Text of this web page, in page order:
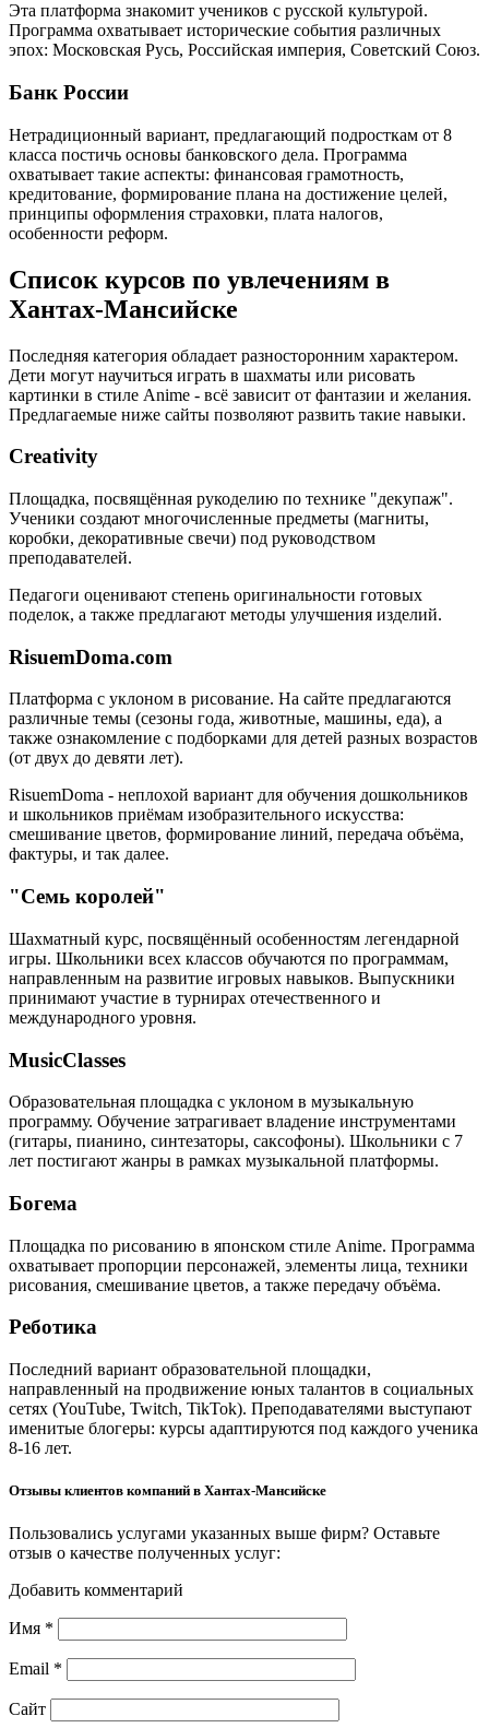
Эта платформа знакомит учеников с русской культурой.
Программа охватывает исторические события различных
эпох: Московская Русь, Российская империя, Советский Союз.
Банк России
Нетрадиционный вариант, предлагающий подросткам от 8
класса постичь основы банковского дела. Программа
охватывает такие аспекты: финансовая грамотность,
кредитование, формирование плана на достижение целей,
принципы оформления страховки, плата налогов,
особенности реформ.
Список курсов по увлечениям в
Хантах-Мансийске
Последняя категория обладает разносторонним характером.
Дети могут научиться играть в шахматы или рисовать
картинки в стиле Anime - всё зависит от фантазии и желания.
Предлагаемые ниже сайты позволяют развить такие навыки.
Creativity
Площадка, посвящённая рукоделию по технике "декупаж".
Ученики создают многочисленные предметы (магниты,
коробки, декоративные свечи) под руководством
преподавателей.
Педагоги оценивают степень оригинальности готовых
поделок, а также предлагают методы улучшения изделий.
RisuemDoma.com
Платформа с уклоном в рисование. На сайте предлагаются
различные темы (сезоны года, животные, машины, еда), а
также ознакомление с подборками для детей разных возрастов
(от двух до девяти лет).
RisuemDoma - неплохой вариант для обучения дошкольников
и школьников приёмам изобразительного искусства:
смешивание цветов, формирование линий, передача объёма,
фактуры, и так далее.
"Семь королей"
Шахматный курс, посвящённый особенностям легендарной
игры. Школьники всех классов обучаются по программам,
направленным на развитие игровых навыков. Выпускники
принимают участие в турнирах отечественного и
международного уровня.
MusicClasses
Образовательная площадка с уклоном в музыкальную
программу. Обучение затрагивает владение инструментами
(гитары, пианино, синтезаторы, саксофоны). Школьники с 7
лет постигают жанры в рамках музыкальной платформы.
Богема
Площадка по рисованию в японском стиле Anime. Программа
охватывает пропорции персонажей, элементы лица, техники
рисования, смешивание цветов, а также передачу объёма.
Реботика
Последний вариант образовательной площадки,
направленный на продвижение юных талантов в социальных
сетях (YouTube, Twitch, TikTok). Преподавателями выступают
именитые блогеры: курсы адаптируются под каждого ученика
8-16 лет.
Отзывы клиентов компаний в Хантах-Мансийске
Пользовались услугами указанных выше фирм? Оставьте
отзыв о качестве полученных услуг:
Добавить комментарий
Имя *
Email *
Сайт